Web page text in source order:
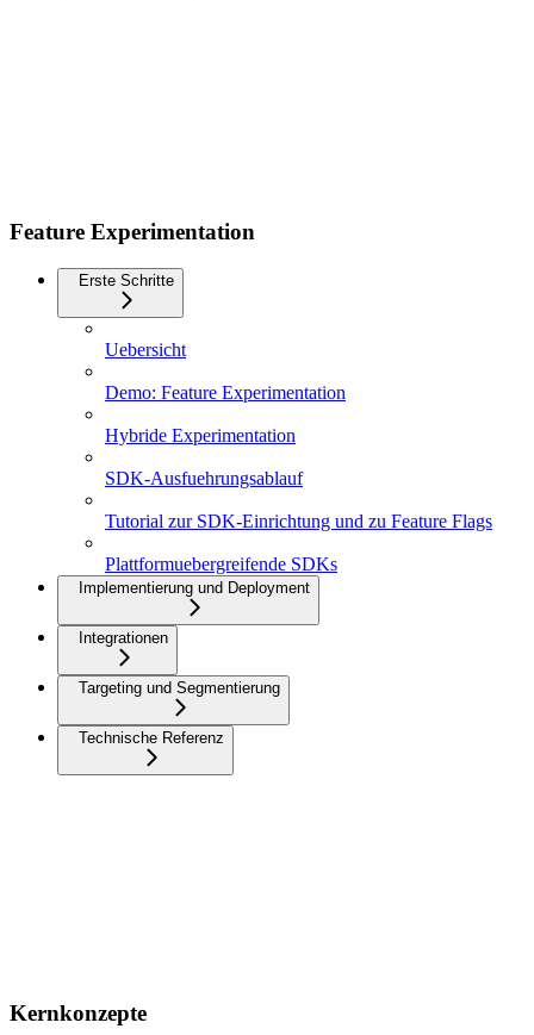
Feature Experimentation
Erste Schritte
Uebersicht
Demo: Feature Experimentation
Hybride Experimentation
SDK-Ausfuehrungsablauf
Tutorial zur SDK-Einrichtung und zu Feature Flags
Plattformuebergreifende SDKs
Implementierung und Deployment
Integrationen
Targeting und Segmentierung
Technische Referenz
Kernkonzepte